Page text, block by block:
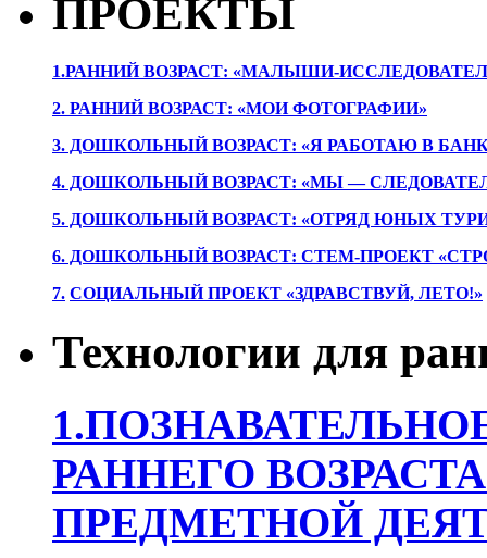
ПРОЕКТЫ
1.РАННИЙ ВОЗРАСТ: «МАЛЫШИ-
2. РАННИЙ ВОЗРАСТ: «МОИ ФОТОГРАФИИ»
3. ДОШКОЛЬНЫЙ ВОЗРАСТ: «Я РАБОТАЮ В
4. ДОШКОЛЬНЫЙ ВОЗРАСТ: «МЫ —
5. ДОШКОЛЬНЫЙ ВОЗРАСТ: «ОТРЯД ЮНЫХ
6. ДОШКОЛЬНЫЙ ВОЗРАСТ: СТЕМ-ПРОЕКТ
7. СОЦИАЛЬНЫЙ ПРОЕКТ «ЗДРАВСТВУЙ, ЛЕТО!»
Технологии для
РАННЕГО
ПРЕДМЕТНОЙ